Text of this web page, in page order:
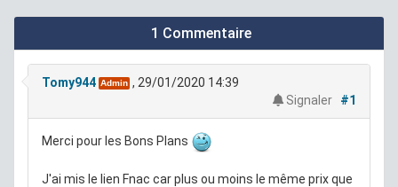
1 Commentaire
Tomy944 Admin , 29/01/2020 14:39
Signaler
#1
Merci pour les Bons Plans
J'ai mis le lien Fnac car plus ou moins le même prix que